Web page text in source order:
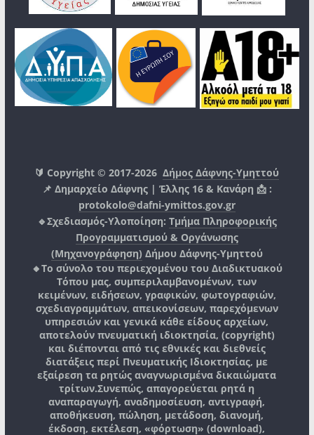
🔰 Copyright © 2017-2026Δήμος Δάφνης-Υμηττού
📌 Δημαρχείο Δάφνης | Έλλης 16 & Κανάρη 📩 :
protokolo@dafni-ymittos.gov.gr
🔹Σχεδιασμός-Υλοποίηση: Τμήμα Πληροφορικής
Προγραμματισμού & Οργάνωσης
(Μηχανογράφηση) Δήμου Δάφνης-Υμηττού
🔸Το σύνολο του περιεχομένου του Διαδικτυακού
Τόπου μας, συμπεριλαμβανομένων, των
κειμένων, ειδήσεων, γραφικών, φωτογραφιών,
σχεδιαγραμμάτων, απεικονίσεων, παρεχόμενων
υπηρεσιών και γενικά κάθε είδους αρχείων,
αποτελούν πνευματική ιδιοκτησία, (copyright)
και διέπονται από τις εθνικές και διεθνείς
διατάξεις περί Πνευματικής Ιδιοκτησίας, με
εξαίρεση τα ρητώς αναγνωρισμένα δικαιώματα
τρίτων.Συνεπώς, απαγορεύεται ρητά η
αναπαραγωγή, αναδημοσίευση, αντιγραφή,
αποθήκευση, πώληση, μετάδοση, διανομή,
έκδοση, εκτέλεση, «φόρτωση» (download),